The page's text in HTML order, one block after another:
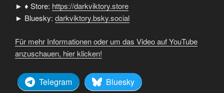
► ♦ Store: https://darkviktory.store
► Bluesky: darkviktory.bsky.social
Für mehr Informationen oder um das Video auf YouTube
anzuschauen, hier klicken!
Telegram
Bluesky